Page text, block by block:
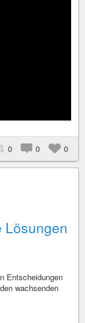
0 0 0
Lösungen
Entscheidungen
wachsenden